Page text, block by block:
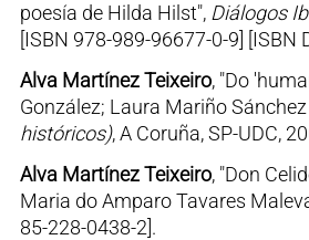
poesía de Hilda Hilst", Diálogos
[ISBN 978-989-96677-0-9]
Alva Martínez Teixeiro, "Do
González; Laura Mariño Sánchez
históricos), A Coruña, SP-UDC,
Alva Martínez Teixeiro, "Don
Maria do Amparo Tavares
85-228-0438-2].